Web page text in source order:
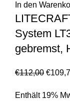
In den
System
gebremst,
€112,00 €
Enthält 19%